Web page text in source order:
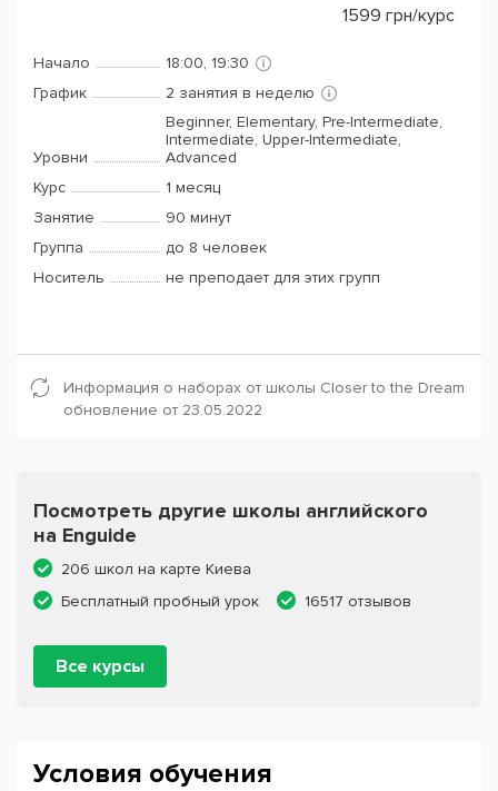
1599 грн/курс
Начало
18:00, 19:30
График
2 занятия в неделю
Уровни
Beginner, Elementary, Pre-Intermediate,
Intermediate, Upper-Intermediate,
Advanced
Курс
1 месяц
Занятие
90 минут
Группа
до 8 человек
Носитель
не преподает для этих групп
Информация о наборах от школы Closer to the Dream
обновление от 23.05.2022
Посмотреть другие школы английского
на Enguide
206 школ на карте Киева
Бесплатный пробный урок
16517 отзывов
Все курсы
Условия обучения